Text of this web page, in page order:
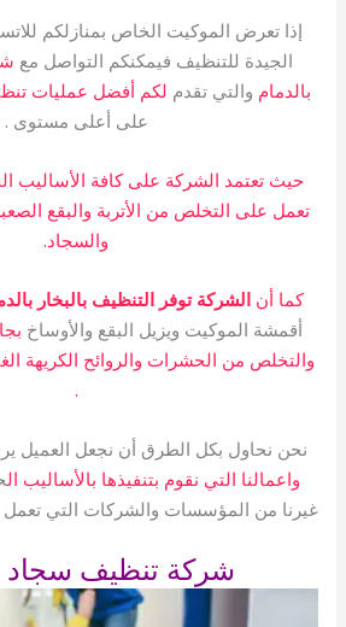
إذا تعرض الموكيت الخاص بمنازلكم
الجيدة للتنظيف فيمكنكم التواصل مع
بالدمام والتي تقدم لكم أفضل عمليات
على أعلى مستوى .
حيث تعتمد الشركة على كافة الأساليب
تعمل على التخلص من الأتربة والبقع
والسجاد.
كما أن الشركة توفر التنظيف بالبخار
أقمشة الموكيت ويزيل البقع والأوساخ
والتخلص من الحشرات والروائح الكريهة
.
نحن نحاول بكل الطرق أن نجعل العميل
واعمالنا التي نقوم بتنفيذها بالأساليب ال
غيرنا من المؤسسات والشركات التي تعمل
شركة تنظيف سجاد